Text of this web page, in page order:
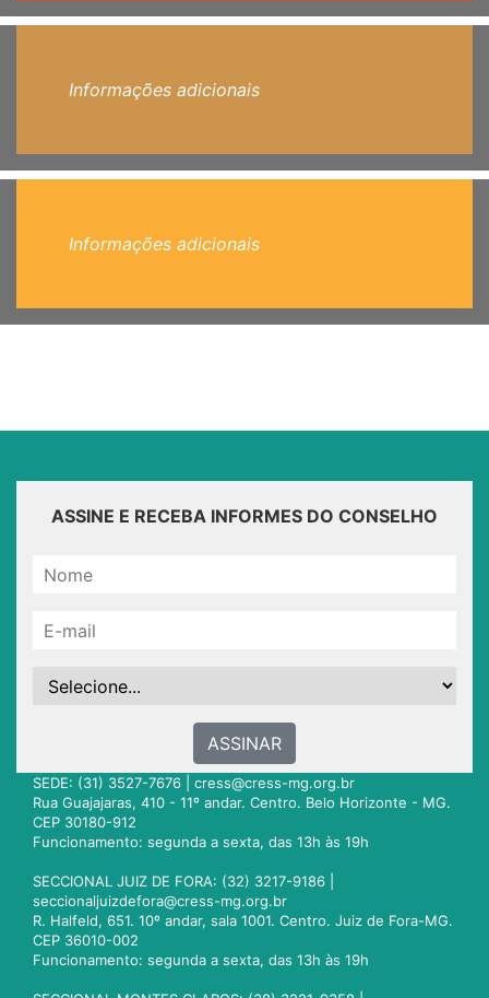
Informações adicionais
Informações adicionais
ASSINE E RECEBA INFORMES DO CONSELHO
ASSINAR
SEDE: (31) 3527-7676 | cress@cress-mg.org.br
Rua Guajajaras, 410 - 11º andar. Centro. Belo Horizonte - MG.
CEP 30180-912
Funcionamento: segunda a sexta, das 13h às 19h
SECCIONAL JUIZ DE FORA: (32) 3217-9186 |
seccionaljuizdefora@cress-mg.org.br
R. Halfeld, 651. 10º andar, sala 1001. Centro. Juiz de Fora-MG.
CEP 36010-002
Funcionamento: segunda a sexta, das 13h às 19h